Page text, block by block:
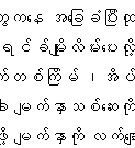
နေ အခြေခံပြီး
င်ခ်မျိုးလိမ်းပေ
စ်ကြိမ် ၊အိပ်
က်နှာသစ်ဆေးကို
က်နှာကို လက်ချေ